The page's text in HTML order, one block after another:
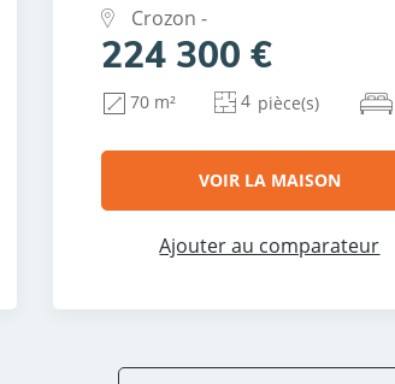
Crozon -
224 300 €
70 m² 4 pièce(s)
VOIR LA MAISON
Ajouter au comparateur